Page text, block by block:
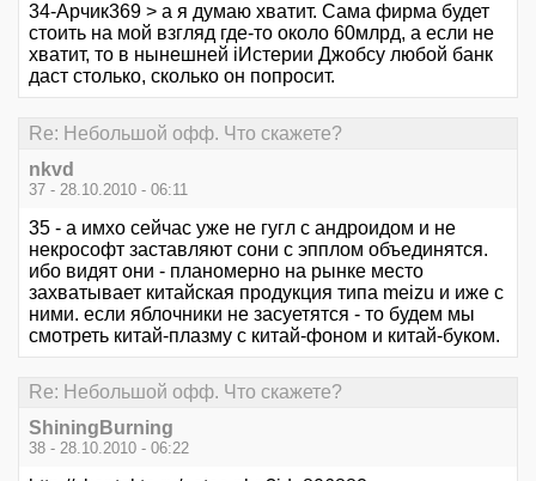
34-Арчик369 > а я думаю хватит. Сама фирма будет
стоить на мой взгляд где-то около 60млрд, а если не
хватит, то в нынешней iИстерии Джобсу любой банк
даст столько, сколько он попросит.
Re: Небольшой офф. Что скажете?
nkvd
37 - 28.10.2010 - 06:11
35 - а имхо сейчас уже не гугл с андроидом и не
некрософт заставляют сони с эпплом объединятся.
ибо видят они - планомерно на рынке место
захватывает китайская продукция типа meizu и иже с
ними. если яблочники не засуетятся - то будем мы
смотреть китай-плазму с китай-фоном и китай-буком.
Re: Небольшой офф. Что скажете?
ShiningBurning
38 - 28.10.2010 - 06:22